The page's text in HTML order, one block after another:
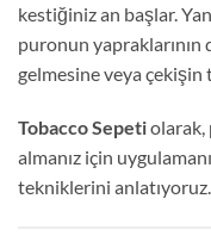
kestiğiniz an başlar.
puronun yapraklarının
gelmesine veya çekişin
Tobacco Sepetiolarak,
almanız için
tekniklerini anlatıyoruz.